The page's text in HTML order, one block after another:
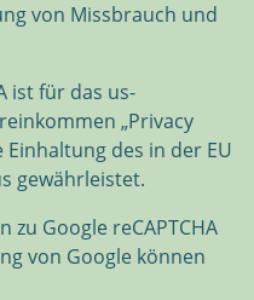
von Missbrauch und
ist für das us-
„Privacy
Einhaltung des in der EU
gewährleistet.
Google reCAPTCHA
von Google können